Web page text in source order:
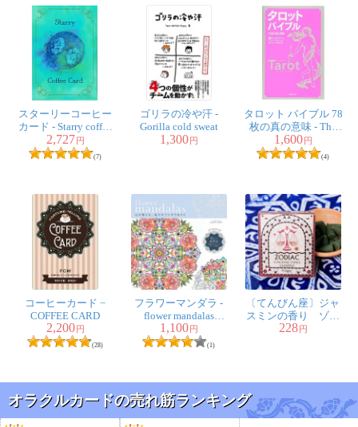
スターリーコーヒー
カード - Starry coffee
card
2,727円
(7)
ゴリラの冷や汗 -
Gorilla cold sweat
1,300円
タロット バイブル 78
枚の真の意味 - The
true meaning of 78
tarot bibles
1,600円
(4)
コーヒーカード −
COFFEE CARD
2,200 円
(28)
フラワーマンダラ -
flower mandalas
Coloring mandala of
flowers to prepare your
1,100 円
(1)
〔てんびん座〕ジャ
スミンの香り ゾデ
ィアック 黄道十二
228 円
オラクルカードの売れ筋ランキング